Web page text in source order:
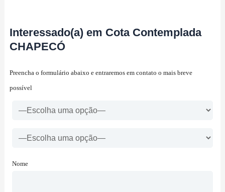
Interessado(a) em Cota Contemplada
CHAPECÓ
Preencha o formulário abaixo e entraremos em contato o mais breve
possível
Nome